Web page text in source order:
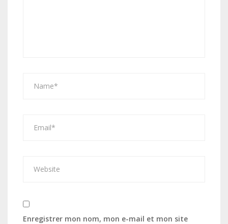
Enregistrer mon nom, mon e-mail et mon site